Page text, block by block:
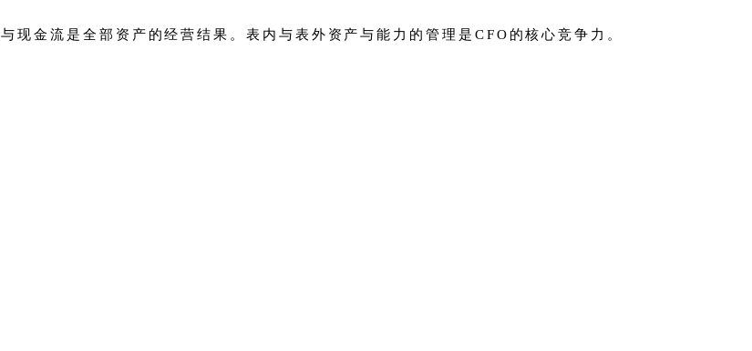
现金流是全部资产的经营结果。表内与表外资产与能力的管理是CFO的核心竞争力。